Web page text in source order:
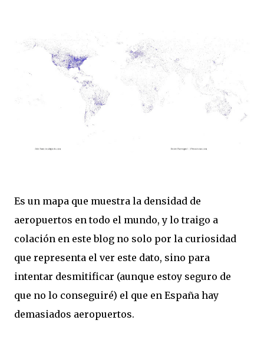
Es un mapa que muestra la densidad de
aeropuertos en todo el mundo, y lo traigo a
colación en este blog no solo por la curiosidad
que representa el ver este dato, sino para
intentar desmitificar (aunque estoy seguro de
que no lo conseguiré) el que en España hay
demasiados aeropuertos.